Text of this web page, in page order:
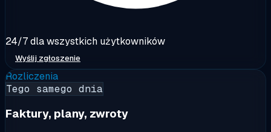
24/7 dla wszystkich użytkowników
Wyślij zgłoszenie
Rozliczenia
Tego samego dnia
Faktury, plany, zwroty